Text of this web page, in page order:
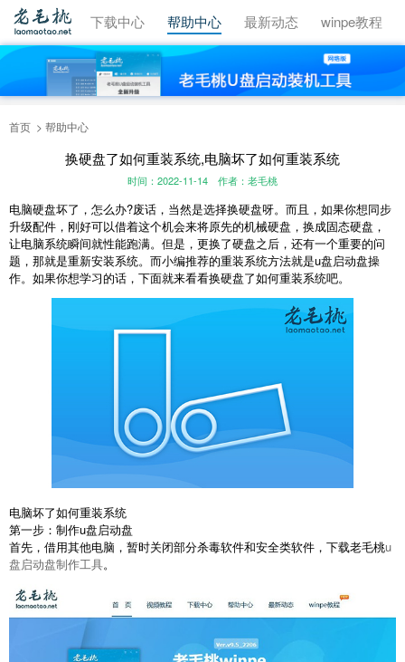
视频教程 下载中心 帮助中心 最新动态 winpe教程
首页 帮助中心
换硬盘了如何重装系统,电脑坏了如何重装系统
时间：2022-11-14 作者：老毛桃
电脑硬盘坏了，怎么办?废话，当然是选择换硬盘呀。而且，如果你想同步
升级配件，刚好可以借着这个机会来将原先的机械硬盘，换成固态硬盘，
让电脑系统瞬间就性能跑满。但是，更换了硬盘之后，还有一个重要的问
题，那就是重新安装系统。而小编推荐的重装系统方法就是u盘启动盘操
作。如果你想学习的话，下面就来看看换硬盘了如何重装系统吧。
电脑坏了如何重装系统
第一步：制作u盘启动盘
首先，借用其他电脑，暂时关闭部分杀毒软件和安全类软件，下载老毛桃u
盘启动盘制作工具。